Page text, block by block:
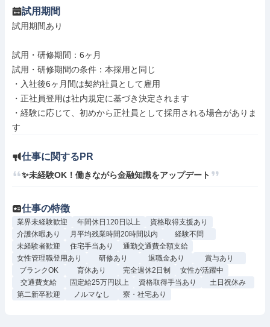
試用期間
試用期間あり
試用・研修期間：6ヶ月
試用・研修期間の条件：本採用と同じ
・入社後6ヶ月間は契約社員として雇用
・正社員登用は社内規定に基づき決定されます
・経験に応じて、初めから正社員として採用される場合がありま
仕事に関するPR
✨未経験OK！働きながら金融知識をアップデート
仕事の特徴
業界未経験歓迎 年間休日120日以上
資格取得支援あり
介護休暇あり
月平均残業時間20時間以内
経験不問
未経験者歓迎
住宅手当あり
通勤交通費全額支給
女性管理職登用あり
研修あり 退職金あり
賞与あり
ブランクOK
育休あり 完全週休2日制
女性が活躍中
交通費支給
固定給25万円以上 資格取得手当あり
土日祝休み
第二新卒歓迎
ノルマなし 寮・社宅あり